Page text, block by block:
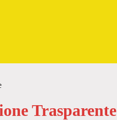
Trasparente